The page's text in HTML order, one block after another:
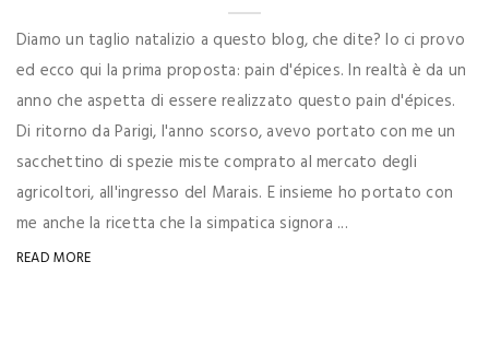
Diamo un taglio natalizio a questo blog, che dite? Io ci provo
ed ecco qui la prima proposta: pain d'épices. In realtà è da un
anno che aspetta di essere realizzato questo pain d'épices.
Di ritorno da Parigi, l'anno scorso, avevo portato con me un
sacchettino di spezie miste comprato al mercato degli
agricoltori, all'ingresso del Marais. E insieme ho portato con
me anche la ricetta che la simpatica signora ...
READ MORE